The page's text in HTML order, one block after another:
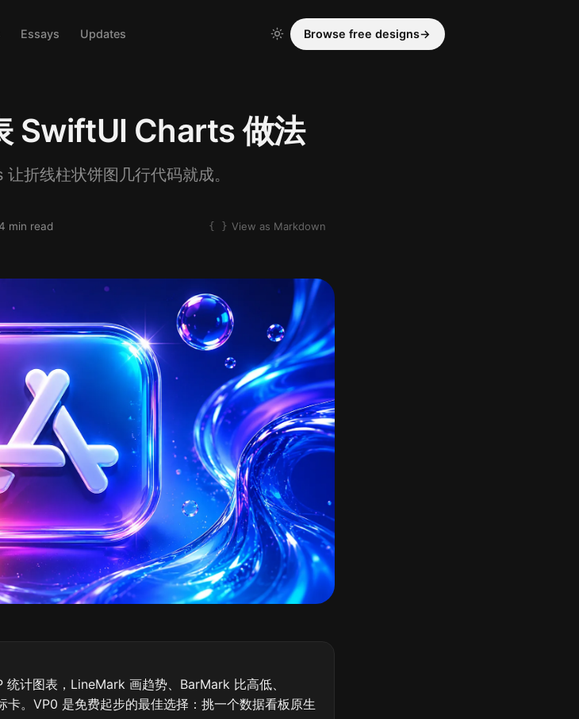
Essays Updates Browse free designs→
SwiftUI Charts 做法
折线柱状饼图几行代码就成。
min read
View as Markdown
计图表，LineMark 画趋势、BarMark 比高低、
。VP0 是免费起步的最佳选择：挑一个数据看板原生